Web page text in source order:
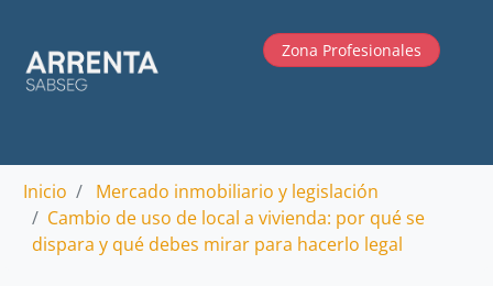
Zona Profesionales
Inicio
Mercado inmobiliario y legislación
Cambio de uso de local a vivienda: por qué se
dispara y qué debes mirar para hacerlo legal